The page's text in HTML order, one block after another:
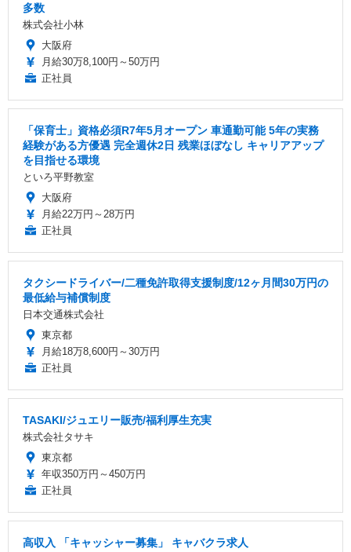
多数
株式会社小林
大阪府
月給30万8,100円～50万円
正社員
「保育士」資格必須R7年5月オープン 車通勤可能 5年の実務
経験がある方優遇 完全週休2日 残業ほぼなし キャリアアップ
を目指せる環境
といろ平野教室
大阪府
月給22万円～28万円
正社員
タクシードライバー/二種免許取得支援制度/12ヶ月間30万円の
最低給与補償制度
日本交通株式会社
東京都
月給18万8,600円～30万円
正社員
TASAKI/ジュエリー販売/福利厚生充実
株式会社タサキ
東京都
年収350万円～450万円
正社員
高収入 「キャッシャー募集」 キャバクラ求人